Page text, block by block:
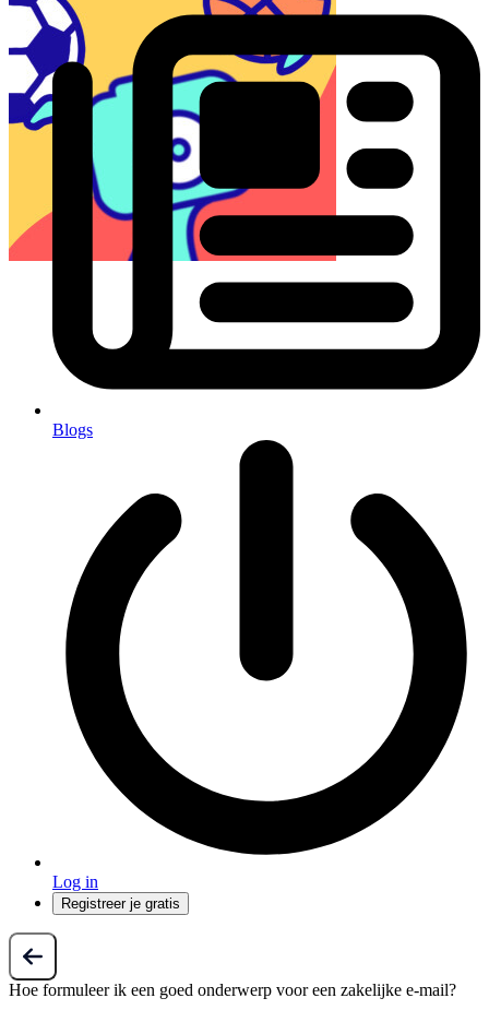
Blogs
Log in
Registreer je gratis
Hoe formuleer ik een goed onderwerp voor een zakelijke e-mail?